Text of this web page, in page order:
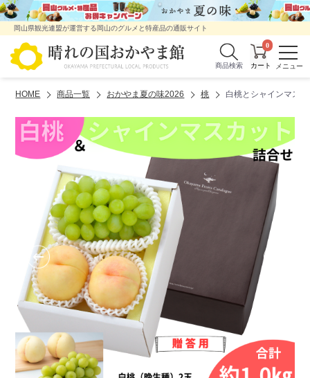
岡山県観光連盟が運営する岡山のグルメと特産品の通販サイト
商品検索
0
HOME 商品一覧 おかやま夏の味2026 桃 白桃とシャインマス